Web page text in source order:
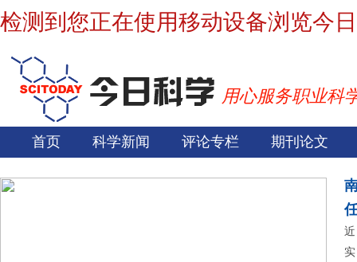
检测到您正在使用移动设备浏览今
用心服务职业科
首页 科学新闻 评论专栏 期刊论文